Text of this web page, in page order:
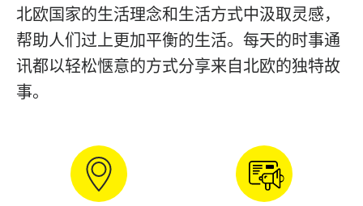
北欧国家的生活理念和生活方式中汲取灵感，
帮助人们过上更加平衡的生活。每天的时事通
讯都以轻松惬意的方式分享来自北欧的独特故
事。